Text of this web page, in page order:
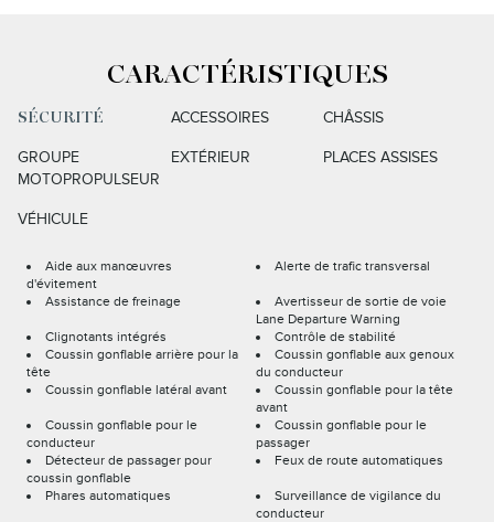
CARACTÉRISTIQUES
SÉCURITÉ ACCESSOIRES CHÂSSIS
GROUPE
MOTOPROPULSEUR
EXTÉRIEUR PLACES ASSISES
VÉHICULE
Aide aux manœuvres
d'évitement
Alerte de trafic transversal
Assistance de freinage
Avertisseur de sortie de voie
Lane Departure Warning
Clignotants intégrés
Contrôle de stabilité
Coussin gonflable arrière pour la
tête
Coussin gonflable aux genoux
du conducteur
Coussin gonflable latéral avant
Coussin gonflable pour la tête
avant
Coussin gonflable pour le
conducteur
Coussin gonflable pour le
passager
Détecteur de passager pour
coussin gonflable
Feux de route automatiques
Phares automatiques
Surveillance de vigilance du
conducteur